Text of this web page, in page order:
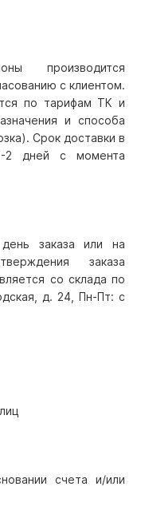
производится
с клиентом.
по тарифам ТК и
и способа
Срок доставки в
2 дней с момента
заказа или на
заказа
со склада по
д. 24, Пн-Пт: с
счета и/или